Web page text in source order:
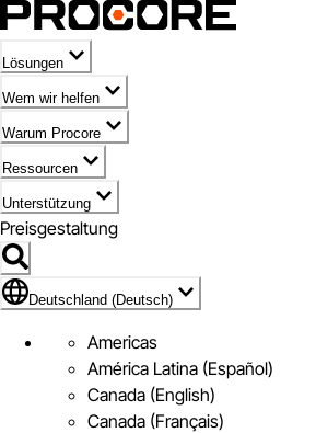
Lösungen
Wem wir helfen
Warum Procore
Ressourcen
Unterstützung
Preisgestaltung
Markieren des Symbols für Deutschland (Deutsch)
Deutschland (Deutsch)
Americas
América Latina (Español)
Canada (English)
Canada (Français)